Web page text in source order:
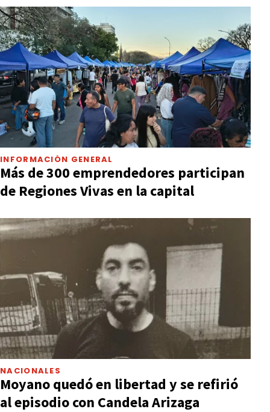
INFORMACIÓN GENERAL
Más de 300 emprendedores participan
de Regiones Vivas en la capital
NACIONALES
Moyano quedó en libertad y se refirió
al episodio con Candela Arizaga